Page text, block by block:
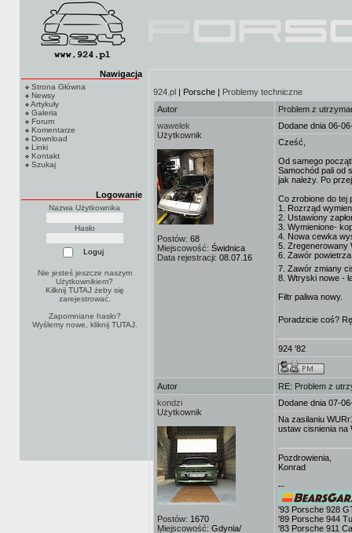
Nawigacja
Strona Główna
Newsy
Artykuły
Galeria
Forum
Komentarze
Download
Linki
Kontakt
Szukaj
Logowanie
Nazwa Użytkownika
Hasło
Nie jesteś jeszcze naszym
Użytkownikiem?
Kilknij TUTAJżeby się
zarejestrować.
Zapomniane hasło?
Wyślemy nowe, kliknij TUTAJ.
924.pl | Porsche | Problemy techniczne
Autor
Problem z
wawelek
Użytkownik
Postów: 68
Miejscowość: Świdnica
Data rejestracji: 08.07.16
Dodane dnia 06-
Cześć,
Od samego
Samochód pali od
jak należy. Po
Co zrobione do tej
1. Rozrząd
2. Ustawiony
3. Wymienione-
4. Nowa cewka
5. Zregenerowany
6. Zawór
7. Zawór zmiany
8. Wtryski nowe -
Filtr paliwa nowy.
Poradzicie coś?
924 '82
Autor
RE: Problem z
kondzi
Użytkownik
Postów: 1670
Miejscowość: Gdynia/
Dodane dnia 07-
Na zasilaniu
ustaw cisnienia na
Pozdrowienia,
Konrad
--
'93 Porsche 928
'89 Porsche 944
'83 Porsche 911